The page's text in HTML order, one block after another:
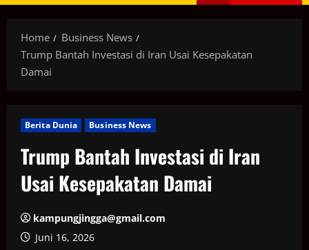
Home
Business News
Trump Bantah Investasi di Iran Usai Kesepakatan
Damai
Berita Dunia Business News
Trump Bantah Investasi di Iran
Usai Kesepakatan Damai
kampungjingga@gmail.com
Juni 16, 2026